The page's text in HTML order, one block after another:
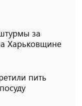
за
Харьковщине
пить